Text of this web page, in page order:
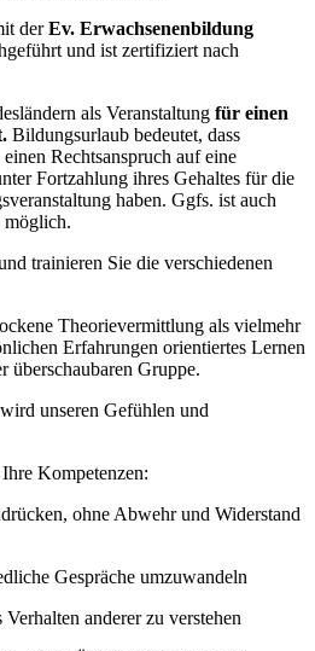
derEv. Erwachsenenbildung
und ist zertifiziert nach
als Veranstaltung für einen
Bildungsurlaub bedeutet, dass
Rechtsanspruch auf eine
Fortzahlung ihres Gehaltes für die
haben. Ggfs. ist auch
möglich.
trainieren Sie die verschiedenen
Theorievermittlung als vielmehr
Erfahrungen orientiertes Lernen
überschaubaren Gruppe.
unseren Gefühlen und
Kompetenzen:
ohne Abwehr und Widerstand
Gespräche umzuwandeln
anderer zu verstehen